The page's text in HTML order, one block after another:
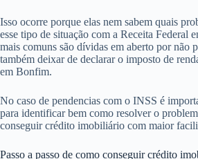
Isso ocorre porque elas nem sabem quais
esse tipo de situação com a Receita Federal
mais comuns são dívidas em aberto por não
também deixar de declarar o imposto de
em Bonfim.
No caso de pendencias com o INSS é
para identificar bem como resolver o
conseguir crédito imobiliário com maior
Passo a passo de como conseguir crédito